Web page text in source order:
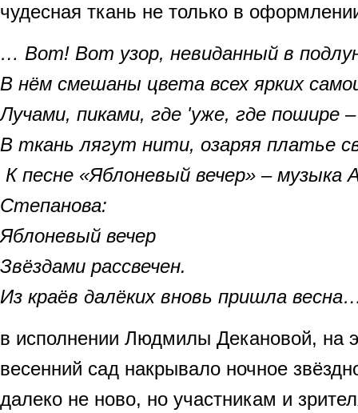
чудесная ткань не только в
… Вот! Вот узор, невиданный в
В нём смешаны цвета всех ярких
Лучами, пиками, где 'уже, где пошире –
В ткань лягут нити, озаряя платье
К песне «Яблоневый вечер» – музыка
Степанова:
Яблоневый вечер
Звёздами расcвечен.
Из краёв далёких вновь пришла
в исполнении Людмилы Декановой, на
весенний сад накрывало ночное
далеко не ново, но участникам и